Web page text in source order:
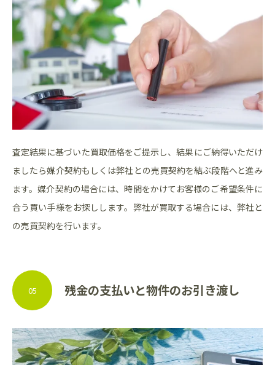
査定結果に基づいた買取価格をご提示し、結果にご納得いただけ
ましたら媒介契約もしくは弊社との売買契約を結ぶ段階へと進み
ます。媒介契約の場合には、時間をかけてお客様のご希望条件に
合う買い手様をお探しします。弊社が買取する場合には、弊社と
の売買契約を行います。
残金の支払いと物件のお引き渡し
05